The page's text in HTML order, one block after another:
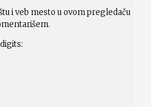
i veb mesto u ovom pregledaču